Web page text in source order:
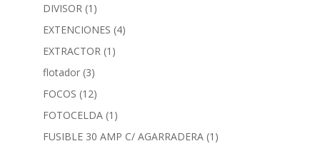
DIVISOR (1)
EXTENCIONES (4)
EXTRACTOR (1)
flotador (3)
FOCOS (12)
FOTOCELDA (1)
FUSIBLE 30 AMP C/ AGARRADERA (1)